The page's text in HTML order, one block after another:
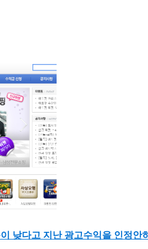
낮다고 지난 광고수익을 인정안